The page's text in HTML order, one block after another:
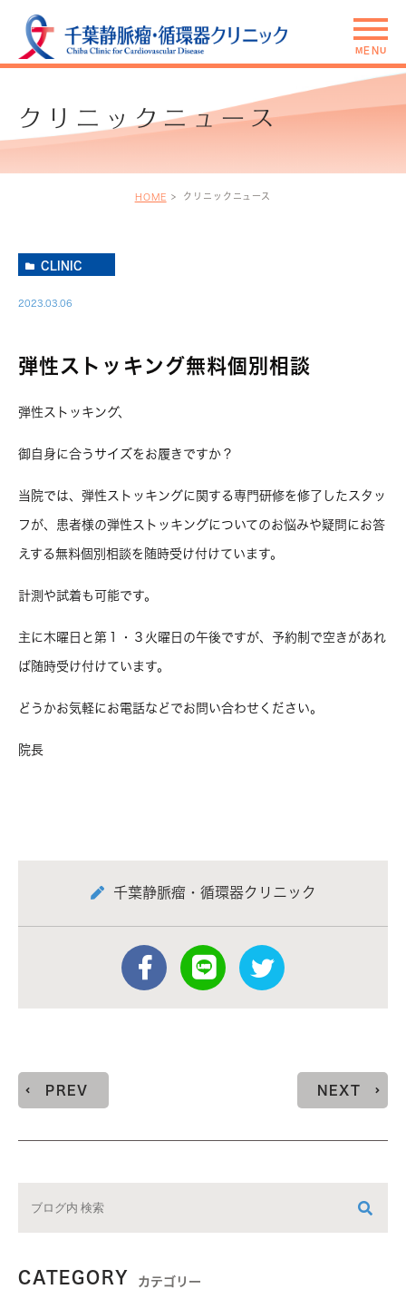
クリニックニュース
HOME クリニックニュース
CLINIC
2023.03.06
弾性ストッキング無料個別相談
弾性ストッキング、
御自身に合うサイズをお履きですか？
当院では、弾性ストッキングに関する専門研修を修了したスタッ
フが、患者様の弾性ストッキングについてのお悩みや疑問にお答
えする無料個別相談を随時受け付けています。
計測や試着も可能です。
主に木曜日と第１・３火曜日の午後ですが、予約制で空きがあれ
ば随時受け付けています。
どうかお気軽にお電話などでお問い合わせください。
院長
千葉静脈瘤・循環器クリニック
PREV NEXT
CATEGORY カテゴリー